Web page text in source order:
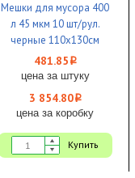
Мешки для мусора 400
л 45 мкм 10 шт/рул.
черные 110х130см
Ecoclean 1/8 КБ
481.85 i
цена за штуку
3 854.80i
цена за коробку
Купить